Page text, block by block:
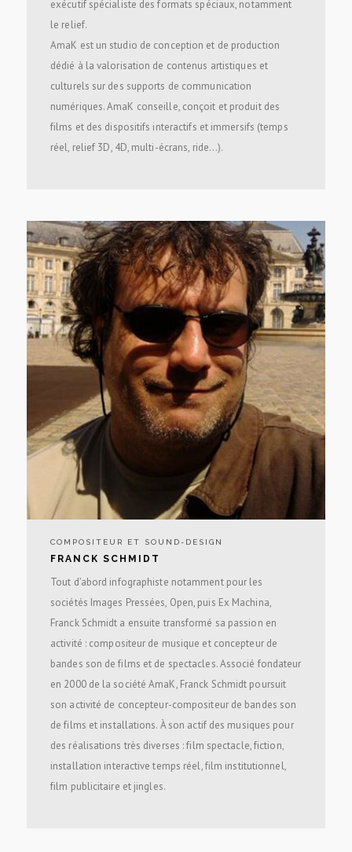
exécutif spécialiste des formats spéciaux, notamment
le relief.
AmaK est un studio de conception et de production
dédié à la valorisation de contenus artistiques et
culturels sur des supports de communication
numériques. AmaK conseille, conçoit et produit des
films et des dispositifs interactifs et immersifs (temps
réel, relief 3D, 4D, multi-écrans, ride…).
COMPOSITEUR ET SOUND-DESIGN
FRANCK SCHMIDT
Tout d’abord infographiste notamment pour les
sociétés Images Pressées, Open, puis Ex Machina,
Franck Schmidt a ensuite transformé sa passion en
activité : compositeur de musique et concepteur de
bandes son de films et de spectacles. Associé fondateur
en 2000 de la société AmaK, Franck Schmidt poursuit
son activité de concepteur-compositeur de bandes son
de films et installations. À son actif des musiques pour
des réalisations très diverses : film spectacle, fiction,
installation interactive temps réel, film institutionnel,
film publicitaire et jingles.